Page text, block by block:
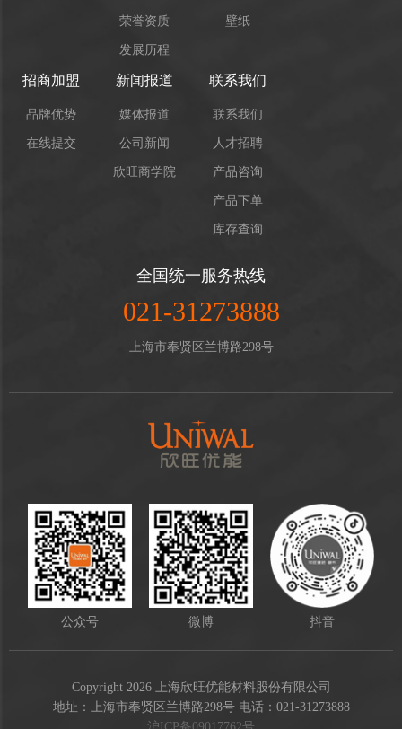
荣誉资质
发展历程
壁纸
招商加盟
品牌优势
在线提交
新闻报道
媒体报道
公司新闻
欣旺商学院
联系我们
联系我们
人才招聘
产品咨询
产品下单
库存查询
全国统一服务热线
021-31273888
上海市奉贤区兰博路298号
公众号 微博 抖音
Copyright 2026 上海欣旺优能材料股份有限公司
地址：上海市奉贤区兰博路298号 电话：021-31273888